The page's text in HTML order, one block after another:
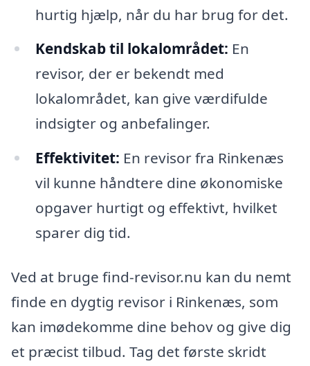
hurtig hjælp, når du har brug for det.
Kendskab til lokalområdet: En
revisor, der er bekendt med
lokalområdet, kan give værdifulde
indsigter og anbefalinger.
Effektivitet: En revisor fra Rinkenæs
vil kunne håndtere dine økonomiske
opgaver hurtigt og effektivt, hvilket
sparer dig tid.
Ved at bruge find-revisor.nu kan du nemt
finde en dygtig revisor i Rinkenæs, som
kan imødekomme dine behov og give dig
et præcist tilbud. Tag det første skridt